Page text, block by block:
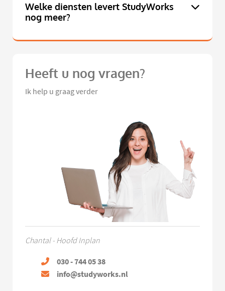
Welke diensten levert StudyWorks
nog meer?
Heeft u nog vragen?
Ik help u graag verder
Chantal - Hoofd Inplan
030 - 744 05 38
info@studyworks.nl